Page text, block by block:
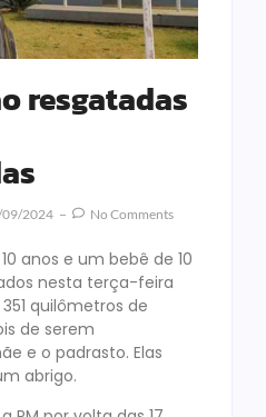
resgatadas
09/2024 No Comments
anos e um bebê de 10
nesta terça-feira
quilômetros de
de serem
e o padrasto. Elas
abrigo.